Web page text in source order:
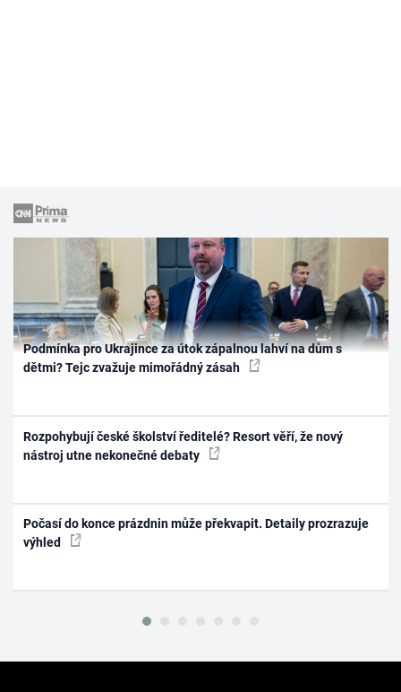
Podmínka pro Ukrajince za útok zápalnou lahví na dům s
dětmi? Tejc zvažuje mimořádný zásah
Rozpohybují české školství ředitelé? Resort věří, že nový
nástroj utne nekonečné debaty
Počasí do konce prázdnin může překvapit. Detaily prozrazuje
výhled